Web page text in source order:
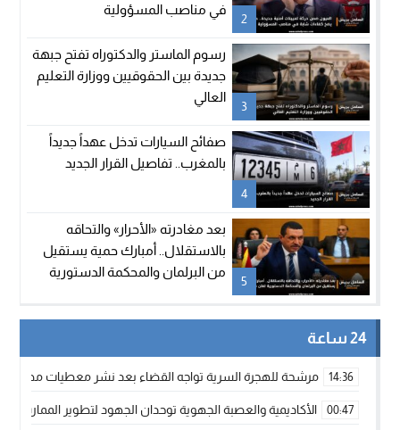
2
في مناصب المسؤولية
3
رسوم الماستر والدكتوراه تفتح جبهة
جديدة بين الحقوقيين ووزارة التعليم
العالي
4
صفائح السيارات تدخل عهداً جديداً
بالمغرب.. تفاصيل القرار الجديد
5
بعد مغادرته «الأحرار» والتحاقه
بالاستقلال.. أمبارك حمية يستقيل
من البرلمان والمحكمة الدستورية
24 ساعة
14:36 مرشحة للهجرة السرية تواجه القضاء بعد نشر معطيات مضللة
00:47 الأكاديمية والعصبة الجهوية توحدان الجهود لتطوير الممارسة